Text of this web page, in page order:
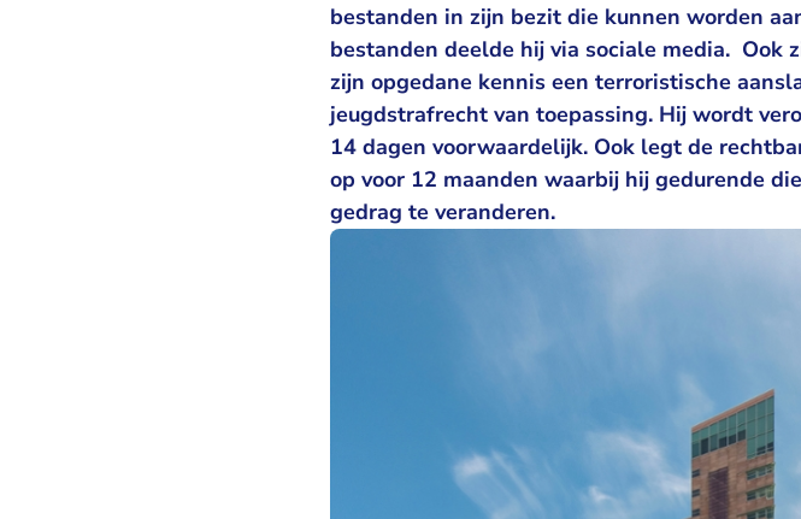
bestanden in zijn bezit die kunnen worden
bestanden deelde hij via sociale media. Ook
zijn opgedane kennis een terroristische
jeugdstrafrecht van toepassing. Hij wordt
14 dagen voorwaardelijk. Ook legt de
op voor 12 maanden waarbij hij gedurende
gedrag te veranderen.